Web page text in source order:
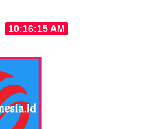
10:16:16 AM